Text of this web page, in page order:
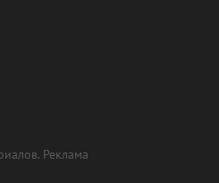
Реклама